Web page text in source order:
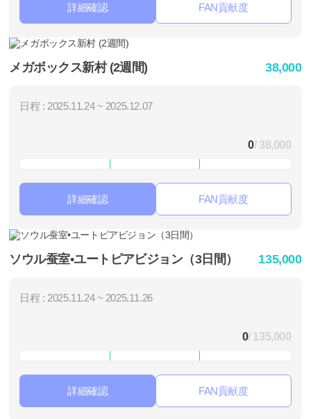
詳細確認 FAN貢献度
メガボックス新村 (2週間) 38,000
日程 : 2025.11.24 ~ 2025.12.07
0/ 38,000
詳細確認 FAN貢献度
ソウル蚕室•ユートピアビジョン（3日間） 135,000
日程 : 2025.11.24 ~ 2025.11.26
0/ 135,000
詳細確認 FAN貢献度